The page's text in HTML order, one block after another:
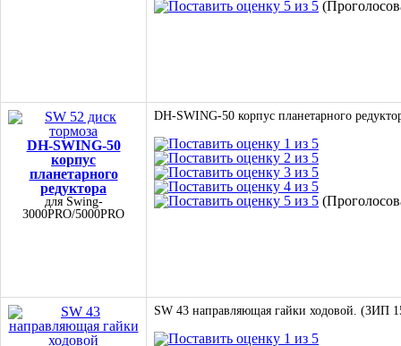
DH-SWING-50
корпус
планетарного
редуктора
для Swing-
3000PRO/5000PRO
DH-SWING-50 корпус планетарного
SW 43 направляющая гайки ходовой. (ЗИП